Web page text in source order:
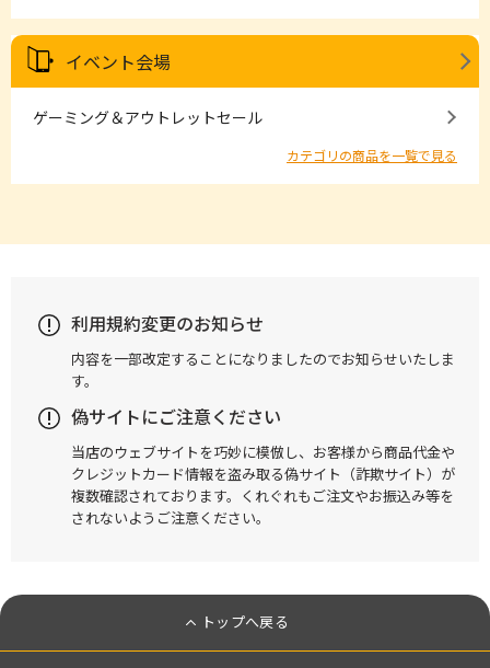
イベント会場
ゲーミング＆アウトレットセール
カテゴリの商品を一覧で見る
利用規約変更のお知らせ
内容を一部改定することになりましたのでお知らせいたしま
す。
偽サイトにご注意ください
当店のウェブサイトを巧妙に模倣し、お客様から商品代金や
クレジットカード情報を盗み取る偽サイト（詐欺サイト）が
複数確認されております。くれぐれもご注文やお振込み等を
されないようご注意ください。
トップへ戻る